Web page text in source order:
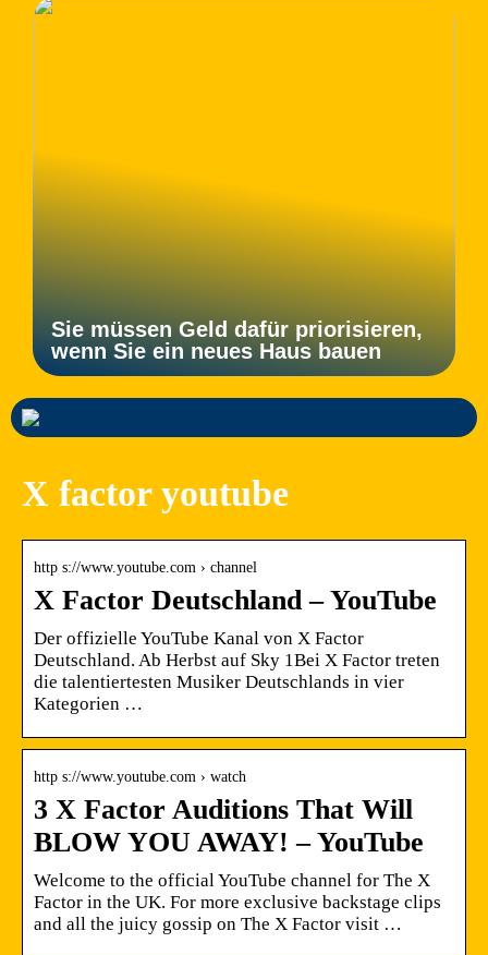
Sie müssen Geld dafür priorisieren,
wenn Sie ein neues Haus bauen
X factor youtube
http s://www.youtube.com › channel
X Factor Deutschland – YouTube
Der offizielle YouTube Kanal von X Factor
Deutschland. Ab Herbst auf Sky 1Bei X Factor treten
die talentiertesten Musiker Deutschlands in vier
Kategorien …
http s://www.youtube.com › watch
3 X Factor Auditions That Will
BLOW YOU AWAY! – YouTube
Welcome to the official YouTube channel for The X
Factor in the UK. For more exclusive backstage clips
and all the juicy gossip on The X Factor visit …